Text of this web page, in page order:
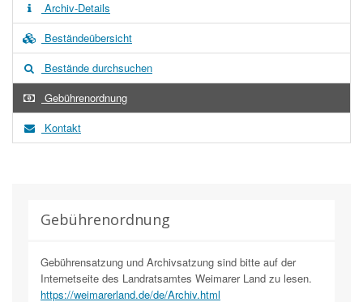
Archiv-Details
Beständeübersicht
Bestände durchsuchen
Gebührenordnung
Kontakt
Gebührenordnung
Gebührensatzung und Archivsatzung sind bitte auf der
Internetseite des Landratsamtes Weimarer Land zu lesen.
https://weimarerland.de/de/Archiv.html